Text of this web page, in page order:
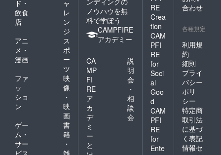
送料プ
ラス出
ラス相
（説明
会）を
考えま
すと、
10000
50000
円ほど
お得に
なりま
す。
（場所
により
移動
ド・
飲食
店
ャ
レ
ン
ジ
アニ
メ・
漫画
ス
ポ
ー
ツ
ファ
ッ
ショ
ン
映
像
・
映
画
ゲー
ム・
サー
ビス
書
籍
・
雑
ノウハウを無
料で学ぼう
CAMPFIRE
アカデミー
CA
MP
FI
RE
ア
カ
デ
ミ
ー
と
説
明
会
・
相
談
会
RE
Crea
tion
CAM
PFI
RE
for
Soci
al
Goo
d
CAM
PFI
RE
for
Ente
合わせ
各種規定
利用規
約
細則
プライ
バシー
ポリ
シー
特定商
取引法
に基づ
く表記
情報セ